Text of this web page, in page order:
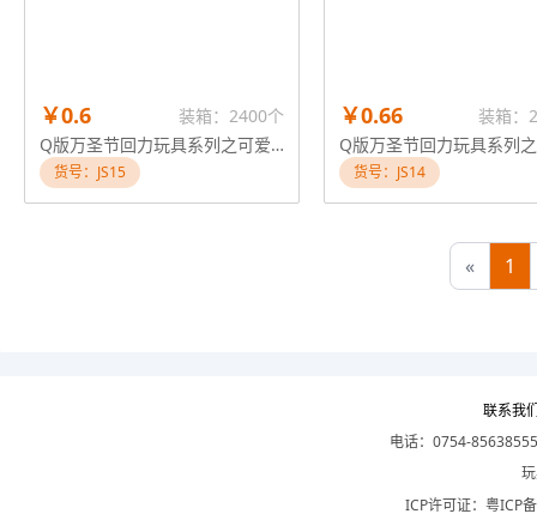
￥0.6
装箱：2400个
Q版万圣节回力玩具系列之可爱幽灵吸血鬼（超声波）
货号：JS15
￥0.66 装箱：
货号：JS14
« 1
联系我
电话：0754-
ICP许可证： 粤ICP